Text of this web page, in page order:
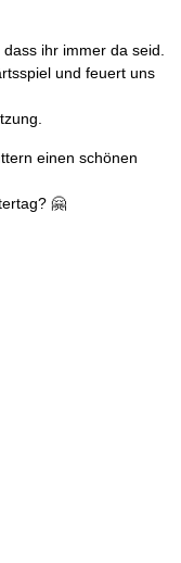
dass ihr immer da seid.
und feuert uns
einen schönen
🤗